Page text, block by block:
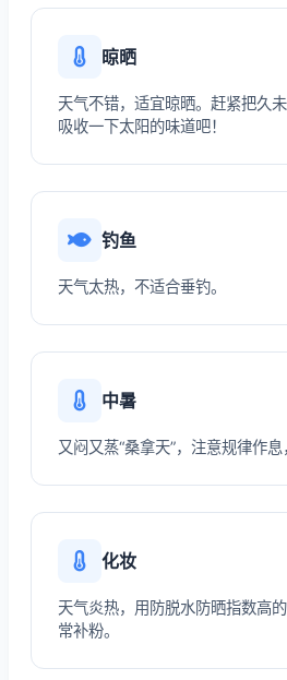
晾晒
天气不错，适宜晾晒。赶紧把久
吸收一下太阳的味道吧！
钓鱼
天气太热，不适合垂钓。
中暑
又闷又蒸“桑拿天”，注意规律作息
化妆
天气炎热，用防脱水防晒指数高
常补粉。